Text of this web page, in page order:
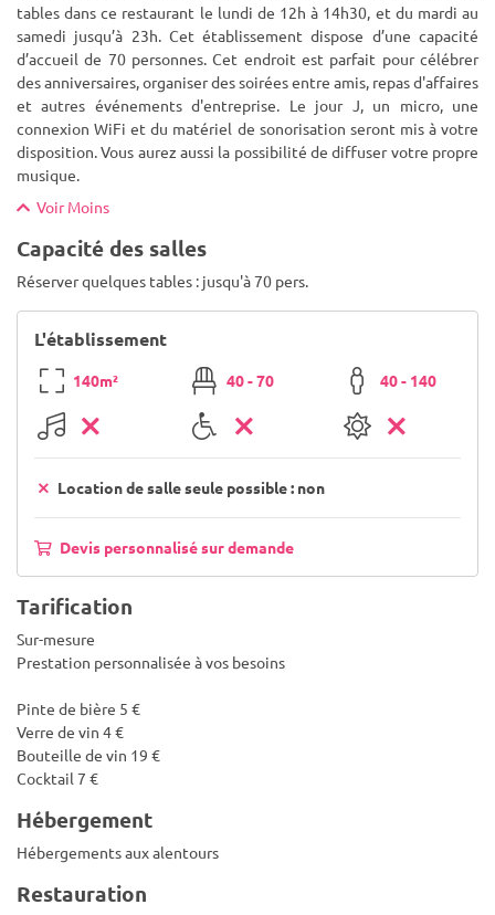
tables dans ce restaurant le lundi de 12h à 14h30, et du mardi au
samedi jusqu’à 23h. Cet établissement dispose d’une capacité
d’accueil de 70 personnes. Cet endroit est parfait pour célébrer
des anniversaires, organiser des soirées entre amis, repas d'affaires
et autres événements d'entreprise. Le jour J, un micro, une
connexion WiFi et du matériel de sonorisation seront mis à votre
disposition. Vous aurez aussi la possibilité de diffuser votre propre
musique.
Voir Moins
Capacité des salles
Réserver quelques tables : jusqu'à 70 pers.
L'établissement
140m² 40 - 70 40 - 140
Location de salle seule possible : non
Devis personnalisé sur demande
Tarification
Sur-mesure
Prestation personnalisée à vos besoins
Pinte de bière 5 €
Verre de vin 4 €
Bouteille de vin 19 €
Cocktail 7 €
Hébergement
Hébergements aux alentours
Restauration